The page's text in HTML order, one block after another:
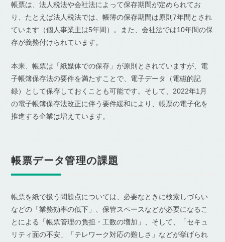
帳票は、法人税法や会社法によって保存期間が定められてお
り、たとえば法人税法では、帳簿の保存期間は原則7年間とされ
ています（個人事業主は5年間）。また、会社法では10年間の保
存が義務付けられています。
本来、帳票は「紙媒体での保存」が原則とされていますが、電
子帳簿保存法の要件を満たすことで、電子データ（電磁的記
録）として保存しておくことも可能です。そして、2022年1月
の電子帳簿保存法改正に伴う要件緩和により、帳票の電子化を
推進する企業は増えています。
帳票データ管理の課題
帳票を紙で扱う問題点については、必要なときに検索しづらい
などの「業務効率の低下」、保管スペースなどが必要になるこ
とによる「帳票管理の負担・工数の増加」、そして、「セキュ
リティ面の不安」「テレワーク対応の難しさ」などが挙げられ